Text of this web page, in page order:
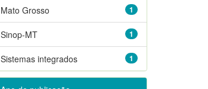
1
Mato Grosso
1
Sinop-MT
1
Sistemas integrados